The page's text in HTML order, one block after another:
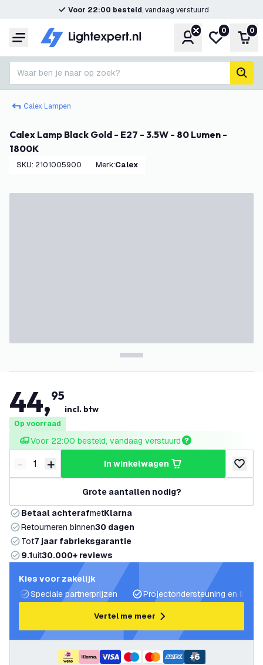
Voor 22:00 besteld, vandaag verstuurd
Menu Account
Mijn
0 0
Waar ben je naar op zoek?
Calex Lampen
Calex Lamp Black Gold - E27 - 3.5W - 80 Lumen -
1800K
SKU: 2101005900 Merk: Calex
44,95
incl. btw
Op voorraad
Voor 22:00 besteld, vandaag verstuurd
Verminder hoeveelheid
- Verhoog hoeveelheid
+ in winkelwagen
Grote aantallen nodig?
Betaal achterafmetKlarna
Retourneren binnen30 dagen
Tot7 jaar fabrieksgarantie
9.1uit30.000+ reviews
Kies voor zakelijk
Speciale partnerprijzen
Projectondersteuning en
Vertel me meer
+6